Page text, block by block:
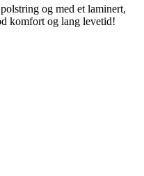
og med et laminert,
komfort og lang levetid!